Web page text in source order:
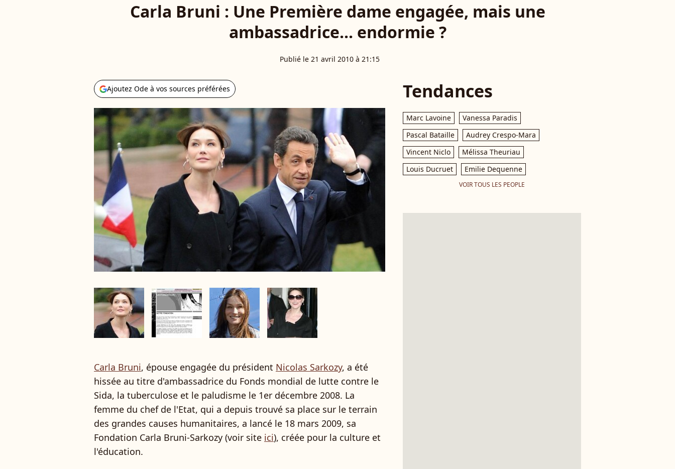
Carla Bruni : Une Première dame engagée, mais une
ambassadrice... endormie ?
Publié le 21 avril 2010 à 21:15
Ajoutez Ode à vos sources préférées
Carla Bruni, épouse engagée du président Nicolas Sarkozy, a été
hissée au titre d'ambassadrice du Fonds mondial de lutte contre le
Sida, la tuberculose et le paludisme le 1er décembre 2008. La
femme du chef de l'Etat, qui a depuis trouvé sa place sur le terrain
des grandes causes humanitaires, a lancé le 18 mars 2009, sa
Fondation Carla Bruni-Sarkozy (voir site ici), créée pour la culture et
l'éducation.
Tendances
Marc Lavoine
Vanessa Paradis
Pascal Bataille
Audrey Crespo-Mara
Vincent Niclo
Mélissa Theuriau
Louis Ducruet
Emilie Dequenne
VOIR TOUS LES PEOPLE